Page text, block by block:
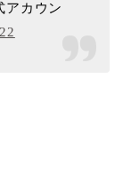
アカウン